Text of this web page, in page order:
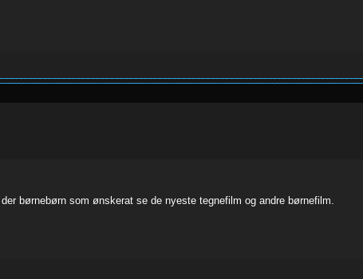
børnebørn som ønskerat se de nyeste tegnefilm og andre børnefilm.